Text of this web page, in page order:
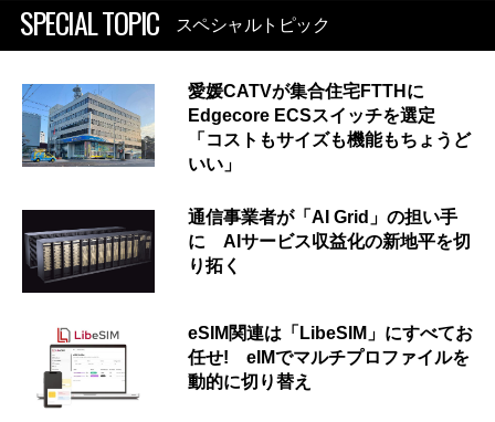
SPECIAL TOPIC スペシャルトピック
愛媛CATVが集合住宅FTTHに
Edgecore ECSスイッチを選定
「コストもサイズも機能もちょうど
いい」
通信事業者が「AI Grid」の担い手
に AIサービス収益化の新地平を切
り拓く
eSIM関連は「LibeSIM」にすべてお
任せ! eIMでマルチプロファイルを
動的に切り替え